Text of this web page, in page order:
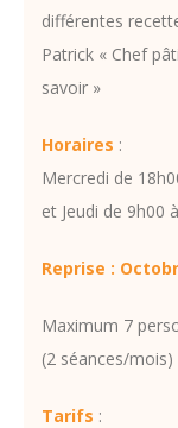
différentes
Patrick « Chef
savoir »
Horaires :
Mercredi de
et Jeudi de 9h00
Reprise :
Maximum 7
(2 séances/mois)
Tarifs :